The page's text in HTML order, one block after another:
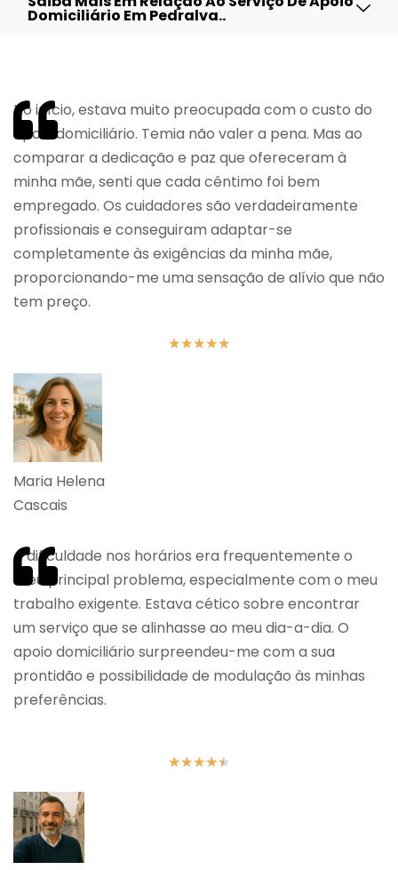
Domiciliário Em Pedralva..
No início, estava muito preocupada com o custo do
apoio domiciliário. Temia não valer a pena. Mas ao
comparar a dedicação e paz que ofereceram à
minha mãe, senti que cada cêntimo foi bem
empregado. Os cuidadores são verdadeiramente
profissionais e conseguiram adaptar-se
completamente às exigências da minha mãe,
proporcionando-me uma sensação de alívio que não
tem preço.
★★★★★
Maria Helena
Cascais
A dificuldade nos horários era frequentemente o
meu principal problema, especialmente com o meu
trabalho exigente. Estava cético sobre encontrar
um serviço que se alinhasse ao meu dia-a-dia. O
apoio domiciliário surpreendeu-me com a sua
prontidão e possibilidade de modulação às minhas
preferências.
★★★★★